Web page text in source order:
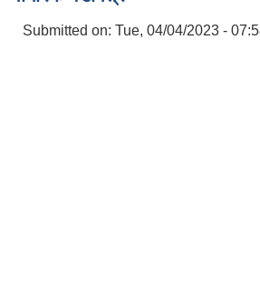
Submitted on: Tue, 04/04/2023 -